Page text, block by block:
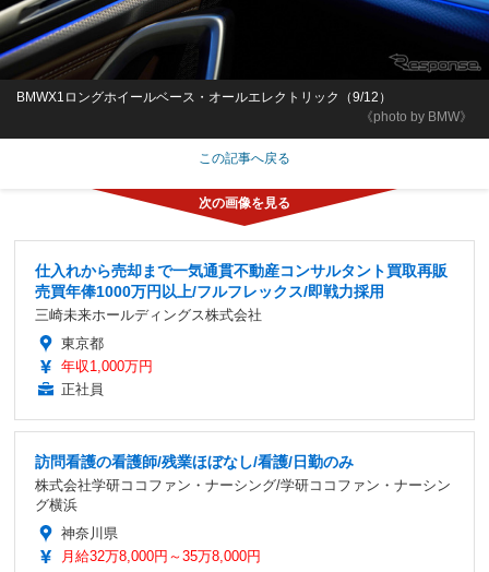
《photo by BMW》
BMWX1ロングホイールベース・オールエレクトリック（9/12）
この記事へ戻る
仕入れから売却まで一気通貫不動産コンサルタント買取再販
売買年俸1000万円以上/フルフレックス/即戦力採用
三崎未来ホールディングス株式会社
東京都
年収1,000万円
正社員
訪問看護の看護師/残業ほぼなし/看護/日勤のみ
株式会社学研ココファン・ナーシング/学研ココファン・ナーシン
グ横浜
神奈川県
月給32万8,000円～35万8,000円